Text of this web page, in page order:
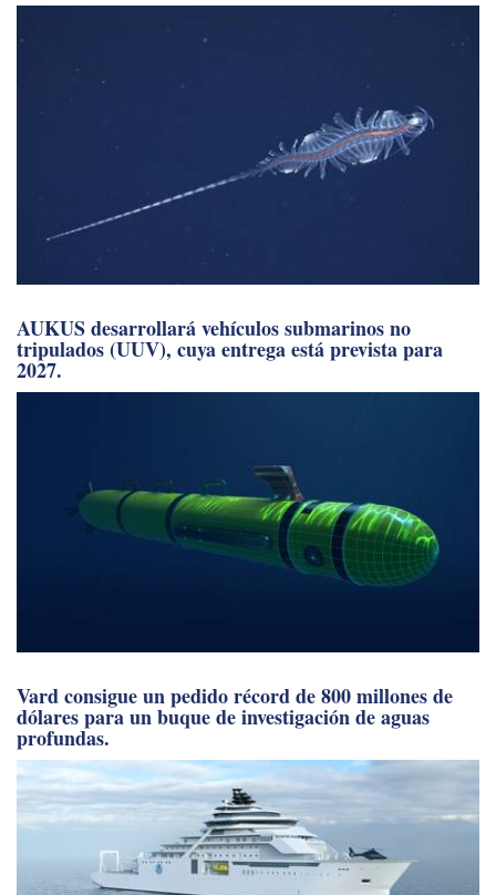
AUKUS desarrollará vehículos submarinos no
tripulados (UUV), cuya entrega está prevista para
2027.
Vard consigue un pedido récord de 800 millones de
dólares para un buque de investigación de aguas
profundas.